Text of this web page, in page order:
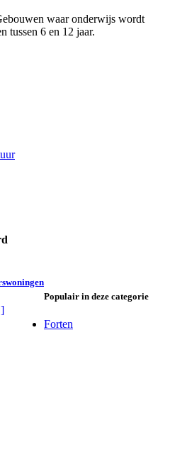
waar onderwijs wordt
tussen 6 en 12 jaar.
Populair in deze categorie
Forten